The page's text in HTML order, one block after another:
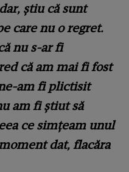
știu că sunt
care nu o regret.
nu s-ar fi
că am mai fi fost
am fi plictisit
am fi știut să
ce simțeam unul
dat, flacăra